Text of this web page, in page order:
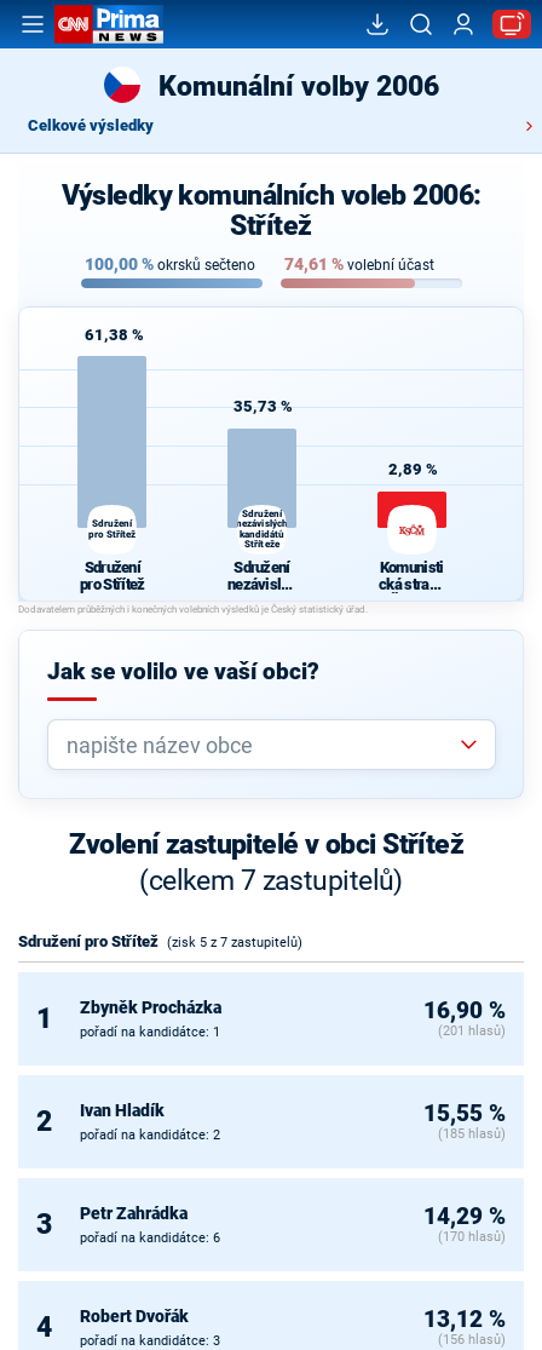
Komunální volby 2006
Celkové výsledky
Výsledky komunálních voleb 2006:
Střítež
100,00% okrsků sečteno 74,61 % volební účast
61,38 %
Sdružení
pro Střítež
Sdružení
pro Střítež
35,73 %
Sdružení
nezávislých
kandidátů
Stříteže
Sdružení
nezávislýc
h
kandidátů
Stříteže
2,89 %
Komunisti
cká strana
Čech a
Jak se volilo ve vaší obci?
Zvolení zastupitelé v obci Střítež
(celkem 7 zastupitelů)
Sdružení pro Střítež (zisk 5 z 7 zastupitelů)
1 Zbyněk Procházka
pořadí na kandidátce: 1
16,90 %
(201 hlasů)
2 Ivan Hladík
pořadí na kandidátce: 2
15,55 %
(185 hlasů)
3 Petr Zahrádka
pořadí na kandidátce: 6
14,29 %
(170 hlasů)
4 Robert Dvořák
pořadí na kandidátce: 3
13,12 %
(156 hlasů)